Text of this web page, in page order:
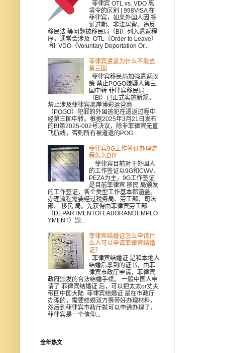
菲律宾 OTL vs. VDO 离
境令的区别 | 998VISA 在
菲律宾，如果外国人因 签
证过期、非法居留、违反
移民法 等问题被移民局（BI）列入遣返程
序，通常会涉及 OTL（Order to Leave）
和 VDO（Voluntary Deportation Or...
菲律宾遣返为什么不能去
第三国
菲律宾移民局加强遣返政
策 禁止POGO嫌疑人第三
国中转 菲律宾移民局
（BI）已正式实施新规，
禁止涉及菲律宾离岸博彩运营商
（POGO）犯罪的外国逃犯在遣返过程中
经第三国中转。根据2025年3月21日发布
的BI第2025-002号决议，除非菲律宾无直
飞航线，否则所有被遣返的POG...
菲律宾9G工作签证办理流
程怎么DIY
菲律宾目前对于外国人
的工作签证以9G和CWV、
PEZA为主，9G工作签证
是目前菲律宾 移民 局颁发
的工作签证，各个类型工作基本都涵盖。
办理流程需要经过税务局、劳工部、司法
部、 移民 局。先获得由菲律宾劳工部
（DEPARTMENTOFLABORANDEMPLO
YMENT）颁...
菲律宾结婚证怎么申请什
么人可以申请菲律宾结婚
证？
菲律宾结婚证 是和本地人
结婚后拿到的证书，由菲
律宾市政厅申请，菲律宾
政府颁发的合法结婚手续。 一般中国人申
请了 菲律宾结婚证 后，可以把太太or丈夫
带回中国大陆 菲律宾结婚证 是在市政厅
办理的，需要结婚双方携带好办理材料，
然后到菲律宾市政厅就可以申请办理了，
菲律宾是一个信仰...
全年热文